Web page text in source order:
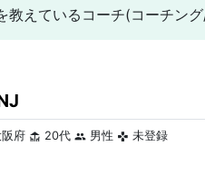
えているコーチ(コーチン
阪府 deck 20代 group 男性 gamepad 未登録